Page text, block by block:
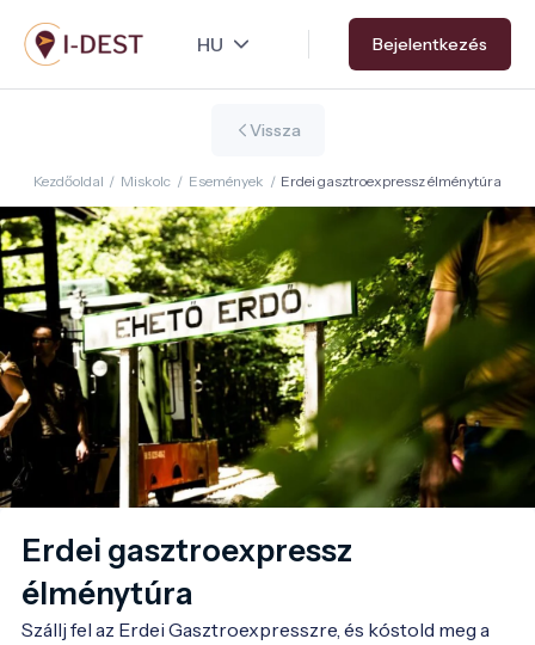
Ugrás
a
tartalomra
Bejelentkezés
Vissza
Kezdőoldal / Miskolc / Események / Erdei gasztroexpressz élménytúra
Erdei gasztroexpressz
élménytúra
Szállj fel az Erdei Gasztroexpresszre, és kóstold meg a